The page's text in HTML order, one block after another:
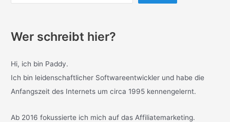
Wer schreibt hier?
Hi, ich bin Paddy.
Ich bin leidenschaftlicher Softwareentwickler und habe die
Anfangszeit des Internets um circa 1995 kennengelernt.
Ab 2016 fokussierte ich mich auf das Affiliatemarketing.